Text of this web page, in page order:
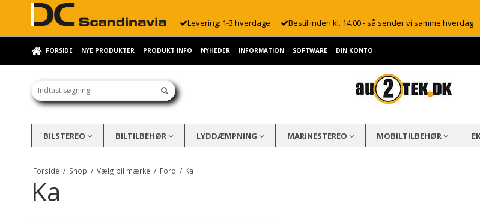
Levering: 1-3 hverdage Bestil inden kl. 14.00 - så sender vi samme hverdag
FORSIDE NYE PRODUKTER PRODUKT INFO NYHEDER INFORMATION SOFTWARE DIN KONTO
BILSTEREO BILTILBEHØR LYDDÆMPNING MARINESTEREO MOBILTILBEHØR
Forside / Shop / Vælg bil mærke / Ford / Ka
Ka